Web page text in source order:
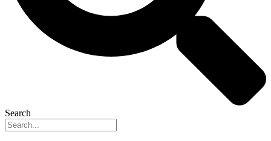
Search